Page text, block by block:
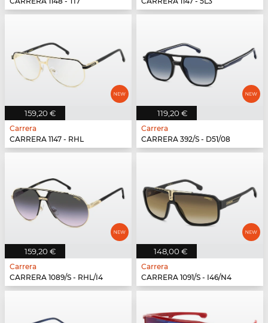
159,20 €
Carrera
CARRERA 1147 - RHL
119,20 €
Carrera
CARRERA 392/S - D51/08
159,20 €
Carrera
CARRERA 1089/S - RHL/I4
148,00 €
Carrera
CARRERA 1091/S - I46/N4